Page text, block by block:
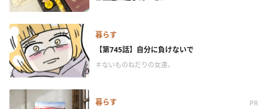
暮らす
【第745話】自分に負けないで
＃ないものねだりの女達。
暮らす PR